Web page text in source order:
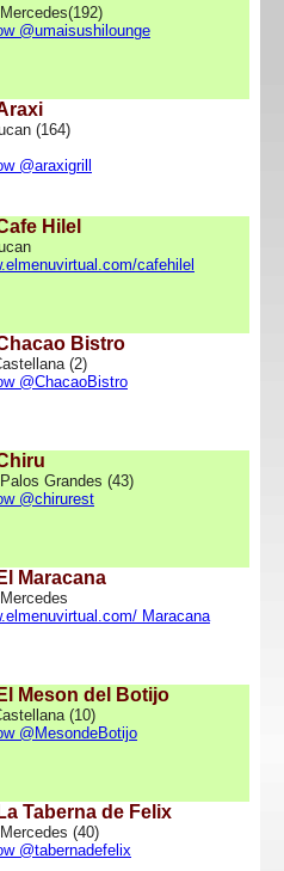
@umaisushilounge
(164)
@araxigrill
Hilel
cafehilel
Bistro
(2)
@ChacaoBistro
Grandes (43)
@chirurest
Maracana
Maracana
Meson del Botijo
(10)
@MesondeBotijo
Taberna de Felix
(40)
@tabernadefelix